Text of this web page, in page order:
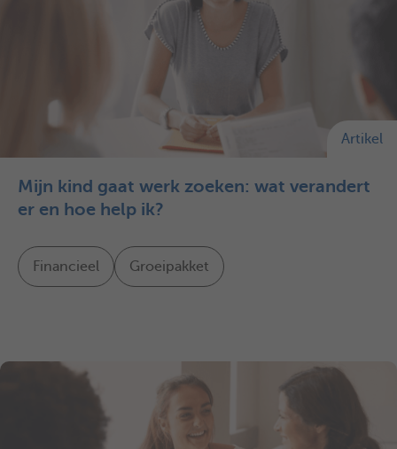
Artikel
Mijn kind gaat werk zoeken: wat verandert
er en hoe help ik?
Financieel Groeipakket